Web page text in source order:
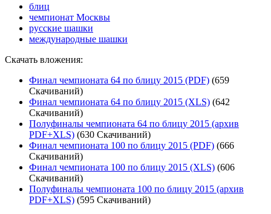
блиц
чемпионат Москвы
русские шашки
международные шашки
Скачать вложения:
Финал чемпионата 64 по блицу 2015 (PDF) (659
Скачиваний)
Финал чемпионата 64 по блицу 2015 (XLS) (642
Скачиваний)
Полуфиналы чемпионата 64 по блицу 2015 (архив
PDF+XLS) (630 Скачиваний)
Финал чемпионата 100 по блицу 2015 (PDF) (666
Скачиваний)
Финал чемпионата 100 по блицу 2015 (XLS) (606
Скачиваний)
Полуфиналы чемпионата 100 по блицу 2015 (архив
PDF+XLS) (595 Скачиваний)